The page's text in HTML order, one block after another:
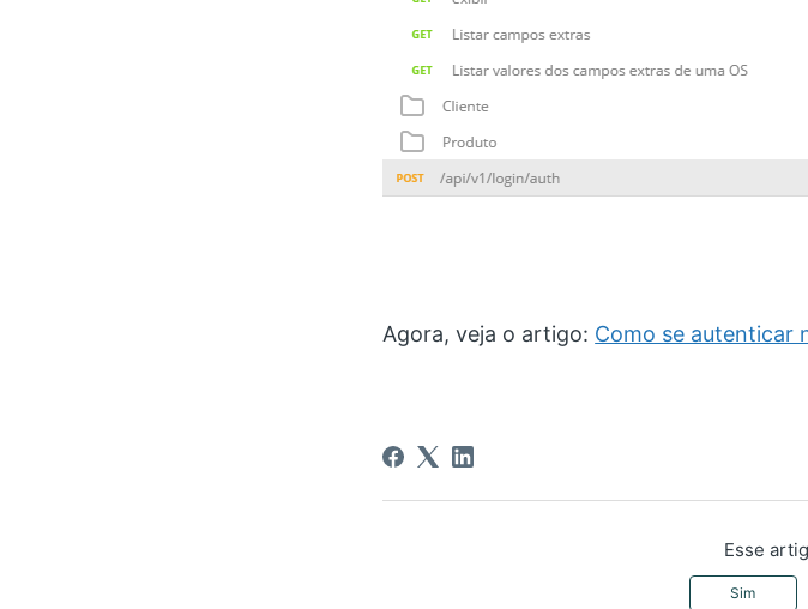
Agora, veja o artigo: Como se autenticar
Esse
Sim